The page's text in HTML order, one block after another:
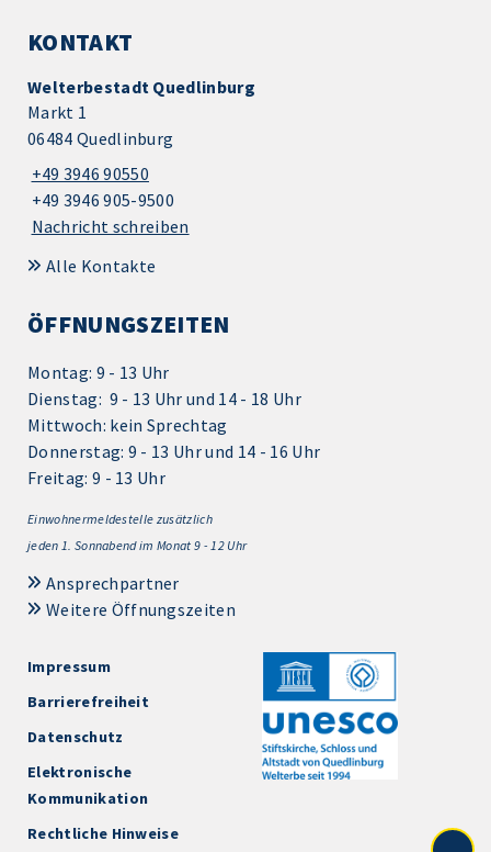
KONTAKT
Welterbestadt Quedlinburg
Markt 1
06484 Quedlinburg
+49 3946 90550
+49 3946 905-9500
Nachricht schreiben
Alle Kontakte
ÖFFNUNGSZEITEN
Montag: 9 - 13 Uhr
Dienstag: 9 - 13 Uhr und 14 - 18 Uhr
Mittwoch: kein Sprechtag
Donnerstag: 9 - 13 Uhr und 14 - 16 Uhr
Freitag: 9 - 13 Uhr
Einwohnermeldestelle zusätzlich
jeden 1. Sonnabend im Monat 9 - 12 Uhr
Ansprechpartner
Weitere Öffnungszeiten
Impressum
Barrierefreiheit
Datenschutz
Elektronische
Kommunikation
Rechtliche Hinweise